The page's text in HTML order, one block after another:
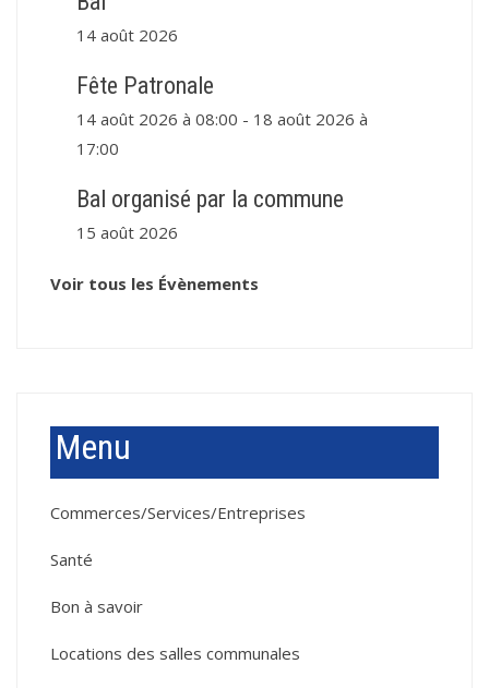
14 août 2026
Fête Patronale
14 août 2026 à 08:00 - 18 août 2026 à
17:00
Bal organisé par la commune
15 août 2026
Voir tous les Évènements
Menu
Commerces/Services/Entreprises
Santé
Bon à savoir
Locations des salles communales